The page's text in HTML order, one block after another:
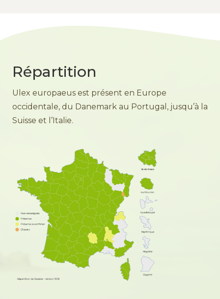
Répartition
Ulex europaeus est présent en Europe
occidentale, du Danemark au Portugal, jusqu’à la
Suisse et l’Italie.